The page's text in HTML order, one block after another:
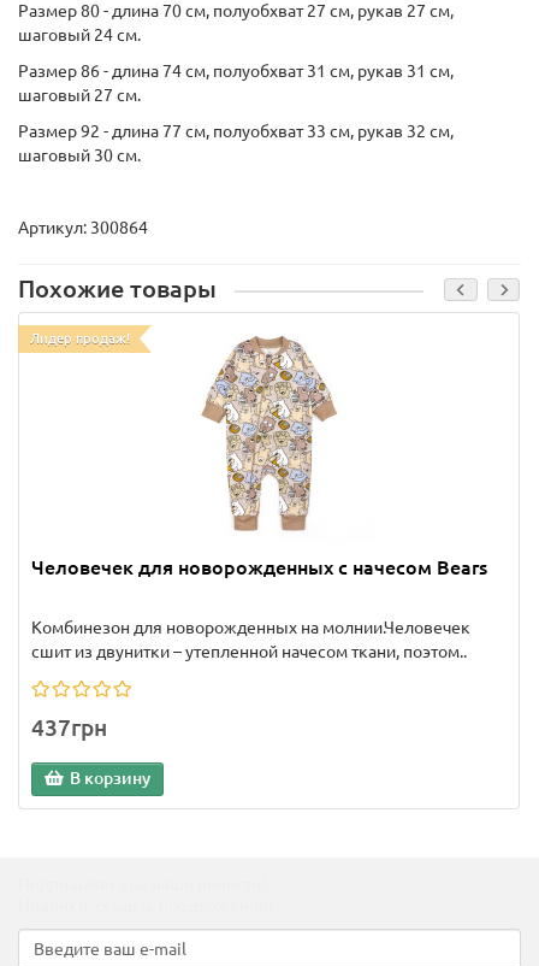
Размер 80 - длина 70 см, полуобхват 27 см, рукав 27 см,
шаговый 24 см.
Размер 86 - длина 74 см, полуобхват 31 см, рукав 31 см,
шаговый 27 см.
Размер 92 - длина 77 см, полуобхват 33 см, рукав 32 см,
шаговый 30 см.
Артикул: 300864
Похожие товары
Лидер продаж!
Человечек для новорожденных с начесом Bears
Комбинезон для новорожденных на молнии.Человечек
сшит из двунитки – утепленной начесом ткани, поэтом..
437грн
В корзину